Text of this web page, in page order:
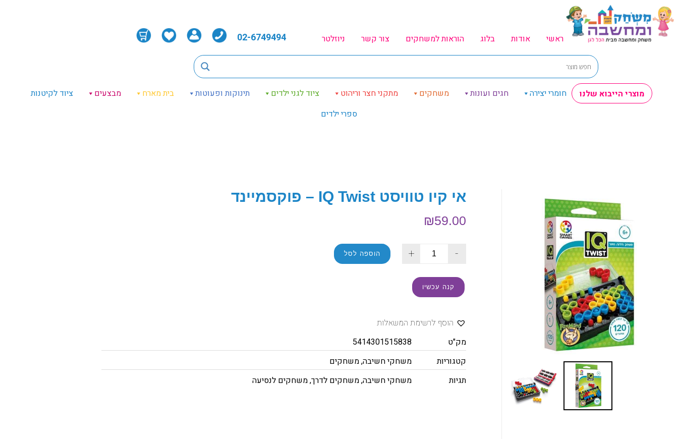
ראשי אודות בלוג הוראות למשחקים צור קשר ניוזלטר 02-6749494
מוצרי הייבוא שלנו חומרי יצירה חגים ועונות משחקים מתקני חצר וריהוט ציוד לגני ילדים תינוקות ופעוטות בית מארח מבצעים
ציוד לקיטנות
ספרי ילדים
אי קיו טוויסט IQ Twist – פוקסמיינד
₪59.00
-
+ הוספה לסל
קנה עכשיו
הוסף לרשימת המשאלות
מק"ט
5414301515838
קטגוריות
משחקי חשיבה,משחקים
תגיות
משחקי חשיבה,משחקים לדרך,משחקים לנסיעה